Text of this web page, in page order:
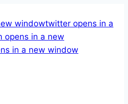
windowtwitter opens in a
opens in a new
in a new window